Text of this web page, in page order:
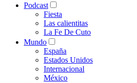
Podcast
Fiesta
Las calientitas
La Fe De Cuto
Mundo
España
Estados Unidos
Internacional
México